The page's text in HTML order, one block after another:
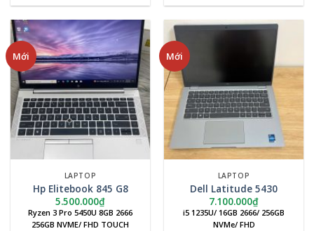
Mới
LAPTOP
Hp Elitebook 845 G8
5.500.000₫
Ryzen 3 Pro 5450U 8GB 2666
256GB NVME/ FHD TOUCH
Mới
LAPTOP
Dell Latitude 5430
7.100.000₫
i5 1235U/ 16GB 2666/ 256GB
NVMe/ FHD